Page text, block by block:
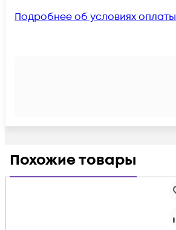
Подробнее об условиях оплаты
Похожие товары